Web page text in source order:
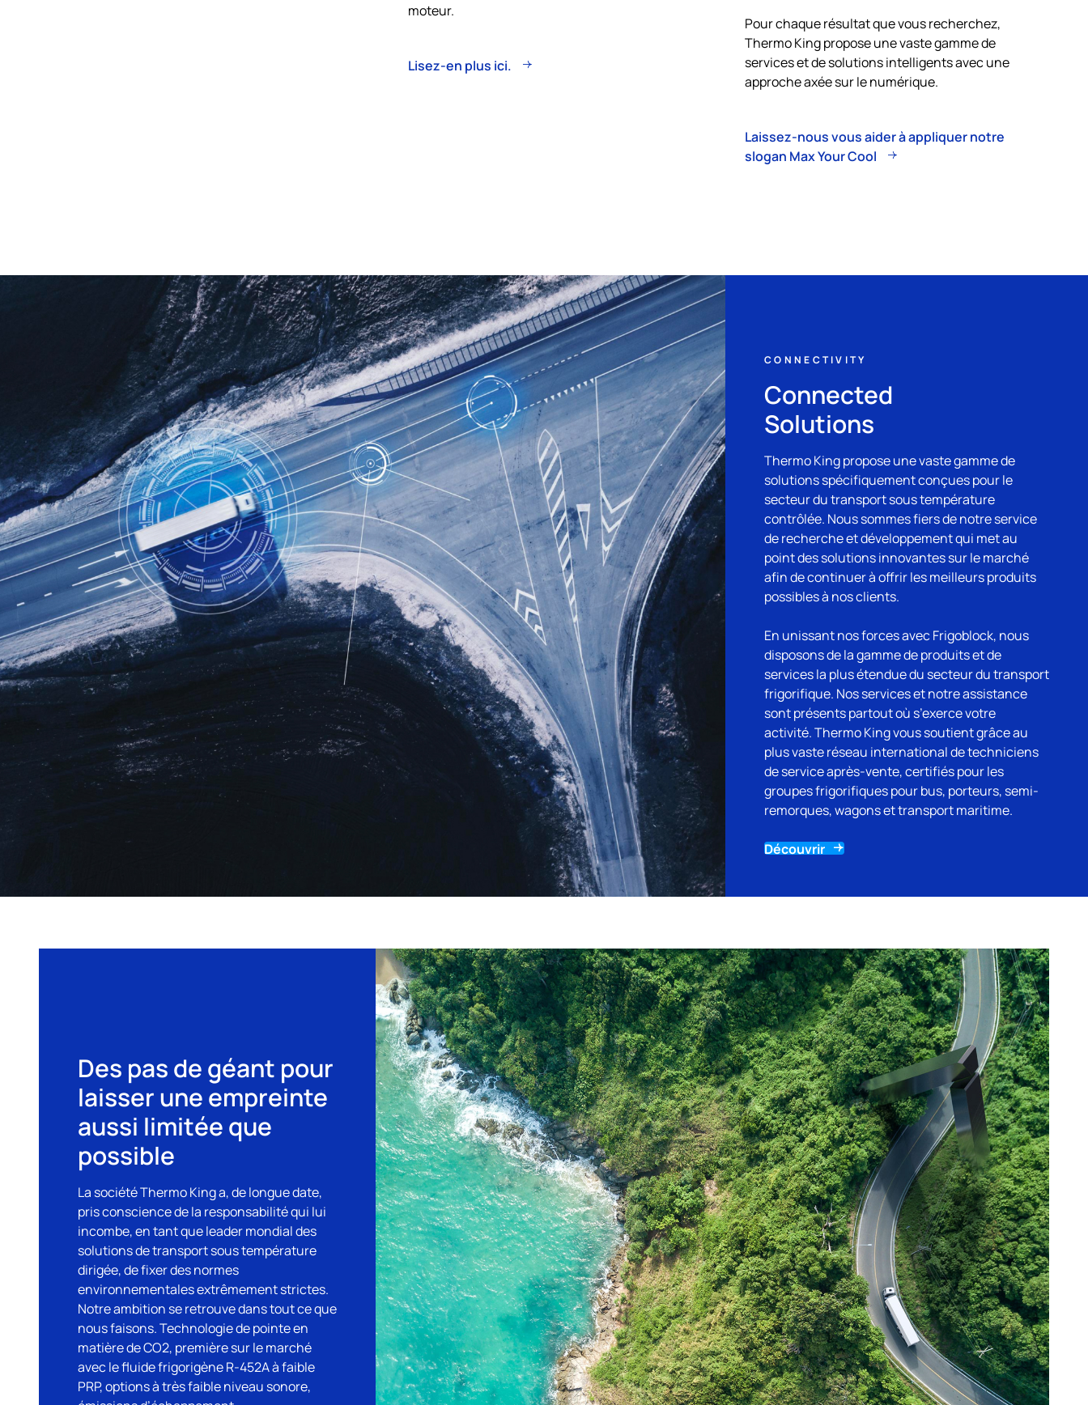
moteur.
Lisez-en plus ici.
Pour chaque résultat que vous recherchez,
Thermo Kingpropose une vaste gamme de
services et de solutions intelligents avec une
approche axée sur le numérique.
Laissez-nous vous aider à appliquer notre
slogan Max Your Cool
CONNECTIVITY
Connected
Solutions
Thermo Kingpropose une vaste gamme de
solutions spécifiquement conçues pour le
secteur du transport sous température
contrôlée. Nous sommes fiers de notre service
de recherche et développement qui met au
point des solutions innovantes sur le marché
afin de continuer à offrir les meilleurs produits
possibles à nos clients.
En unissant nos forces avec Frigoblock, nous
disposons de la gamme de produits et de
services la plus étendue du secteur du transport
frigorifique. Nos services et notre assistance
sont présents partout où s’exerce votre
activité.Thermo Kingvous soutient grâce au
plus vaste réseau international de techniciens
de service après-vente, certifiés pour les
groupes frigorifiques pour bus, porteurs, semi-
remorques, wagons et transport maritime.
Découvrir
Des pas de géant pour
laisser une empreinte
aussi limitée que
possible
La sociétéThermo Kinga, de longue date,
pris conscience de la responsabilité qui lui
incombe, en tant que leader mondial des
solutions de transport sous température
dirigée, de fixer des normes
environnementales extrêmement strictes.
Notre ambition se retrouve dans tout ce que
nous faisons. Technologie de pointe en
matière de CO2, première sur le marché
avec le fluide frigorigène R-452A à faible
PRP, options à très faible niveau sonore,